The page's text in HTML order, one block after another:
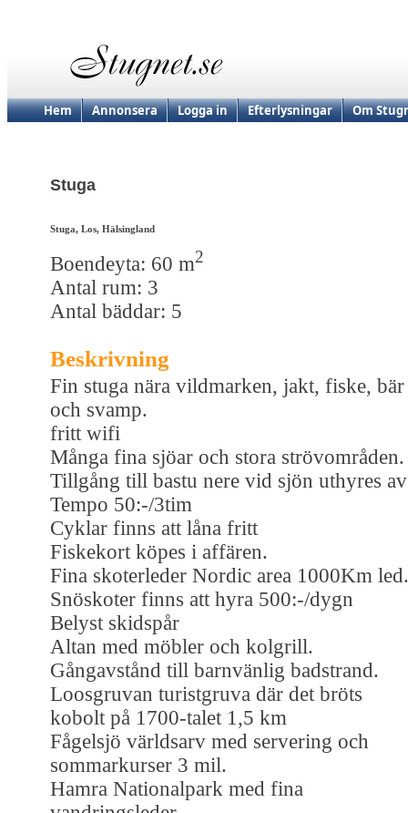
Hem Annonsera Logga in Efterlysningar Om
Stuga
Stuga, Los, Hälsingland
Boendeyta: 60 m2
Antal rum: 3
Antal bäddar: 5
Beskrivning
Fin stuga nära vildmarken, jakt, fiske, bär
och svamp.
fritt wifi
Många fina sjöar och stora strövområden.
Tillgång till bastu nere vid sjön uthyres av
Tempo 50:-/3tim
Cyklar finns att låna fritt
Fiskekort köpes i affären.
Fina skoterleder Nordic area 1000Km led.
Snöskoter finns att hyra 500:-/dygn
Belyst skidspår
Altan med möbler och kolgrill.
Gångavstånd till barnvänlig badstrand.
Loosgruvan turistgruva där det bröts
kobolt på 1700-talet 1,5 km
Fågelsjö världsarv med servering och
sommarkurser 3 mil.
Hamra Nationalpark med fina